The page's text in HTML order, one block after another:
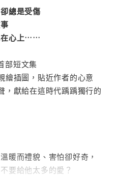
總是受傷
在心上……
部短文集
繪插圖，貼近作者的心意
，獻給在這時代踽踽獨行的
暖而禮貌、害怕卻好奇，
要給他太多的愛？